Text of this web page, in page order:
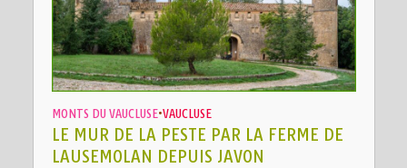
MONTS DU VAUCLUSE•VAUCLUSE
LE MUR DE LA PESTE PAR LA FERME DE
LAUSEMOLAN DEPUIS JAVON